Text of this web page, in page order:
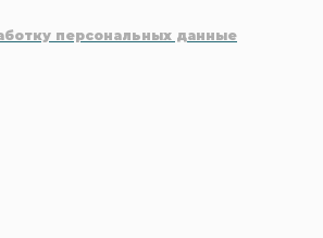
персональных данные